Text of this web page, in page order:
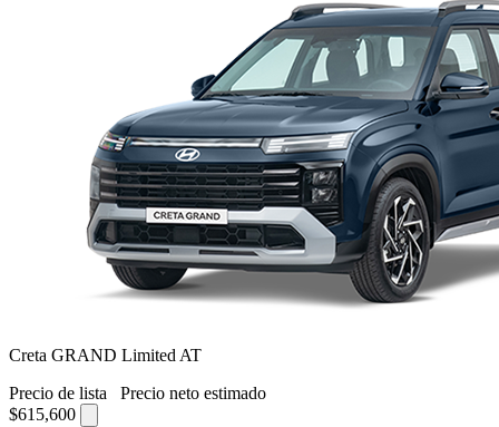
Creta GRAND Limited AT
Precio de lista
Precio neto estimado
$615,600